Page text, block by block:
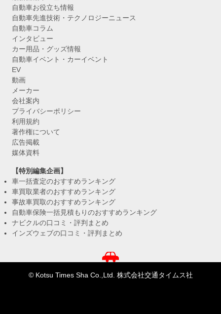
自動車お役立ち情報
自動車先進技術・テクノロジーニュース
自動車コラム
インタビュー
カー用品・グッズ情報
自動車イベント・カーイベント
EV
動画
メーカー
会社案内
プライバシーポリシー
利用規約
著作権について
広告掲載
媒体資料
【特別編集企画】
車一括査定のおすすめランキング
車買取業者のおすすめランキング
事故車買取のおすすめランキング
自動車保険一括見積もりのおすすめランキング
ナビクルの口コミ・評判まとめ
インズウェブの口コミ・評判まとめ
© Kotsu Times Sha Co.,Ltd. 株式会社交通タイムス社